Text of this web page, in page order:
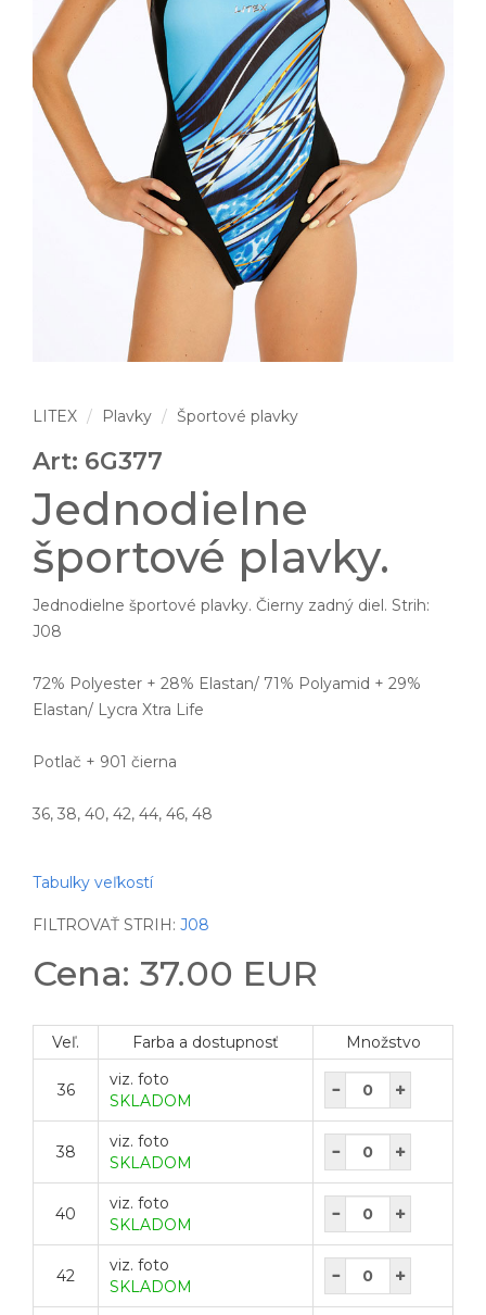
LITEX Plavky Športové plavky
Art: 6G377
Jednodielne
športové plavky.
Jednodielne športové plavky. Čierny zadný diel. Strih:
J08
72% Polyester + 28% Elastan/ 71% Polyamid + 29%
Elastan/ Lycra Xtra Life
Potlač + 901 čierna
36, 38, 40, 42, 44, 46, 48
Tabulky veľkostí
FILTROVAŤ STRIH: J08
Cena: 37.00 EUR
Veľ. Farba a dostupnosť Množstvo
36
viz. foto
SKLADOM
38
viz. foto
SKLADOM
40
viz. foto
SKLADOM
42
viz. foto
SKLADOM